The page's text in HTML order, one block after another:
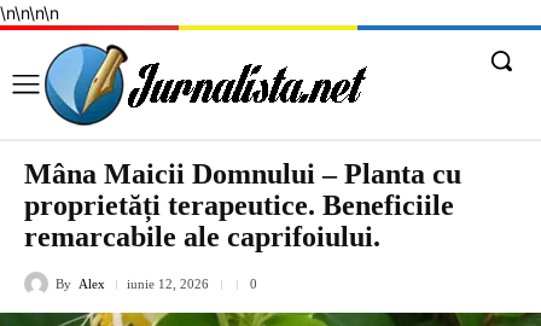
\n\n\n\n
Mâna Maicii Domnului – Planta cu
proprietăți terapeutice. Beneficiile
remarcabile ale caprifoiului.
By Alex iunie 12, 2026 0